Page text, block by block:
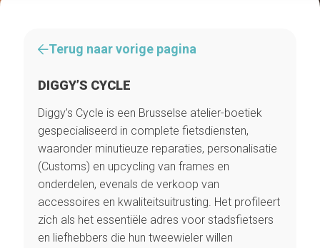
Terug naar vorige pagina
DIGGY’S CYCLE
Diggy’s Cycle is een Brusselse atelier-boetiek
gespecialiseerd in complete fietsdiensten,
waaronder minutieuze reparaties, personalisatie
(Customs) en upcycling van frames en
onderdelen, evenals de verkoop van
accessoires en kwaliteitsuitrusting. Het profileert
zich als het essentiële adres voor stadsfietsers
en liefhebbers die hun tweewieler willen